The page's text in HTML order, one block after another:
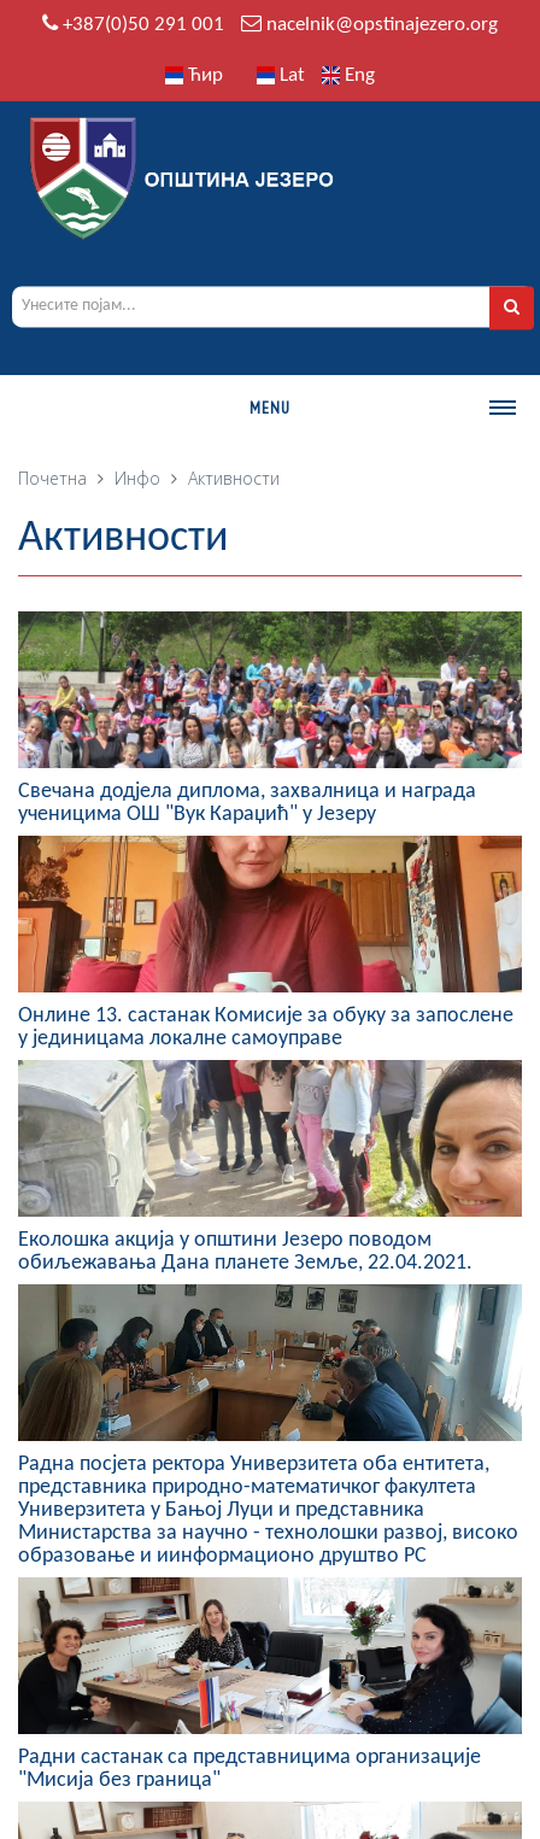
+387(0)50 291 001 nacelnik@opstinajezero.org
Ћир Lat Eng
MENU
О ОПШТИНИ
Историја
Географија
Насељена мјеста
Занимљивости
Фотогалерија
НАЧЕЛНИК
О Начелнику
Замјеник начелника
Извјештај о раду начелника
СКУПШТИНА
Статут Општине
Скупштинско вијеће општине језеро
Састав Скупштине
Службени Гласници
ОПШТИНСКА УПРАВА
ИНФО
Вијести
Активности
Јавни позиви
Обавјештења
Заштита од пожара
COVID 19
Геоистраживања
ФИНАНСИЈЕ
ПРИВРЕДА
Почетна Инфо Активности
Активности
Свечана додјела диплома, захвалница и награда
ученицима ОШ "Вук Караџић" у Језеру
Онлине 13. састанaк Комисије за обуку за запослене
у јединицама локалне самоуправе
Еколошка акција у општини Језеро поводом
обиљежавања Дана планете Земље, 22.04.2021.
Радна посјета ректора Универзитета оба ентитета,
представника природно-математичког факултета
Универзитета у Бањој Луци и представника
Министарства за научно - технолошки развој, високо
образовање и иинформационо друштво РС
Радни састанак са представницима организације
"Мисија без граница"